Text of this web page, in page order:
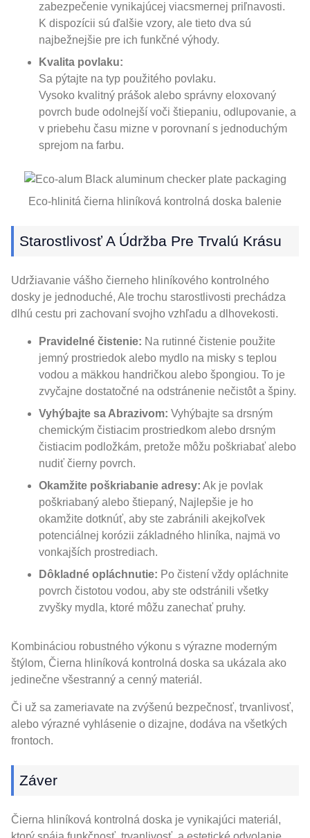
zabezpečenie vynikajúcej viacsmernej priľnavosti.
K dispozícii sú ďalšie vzory, ale tieto dva sú
najbežnejšie pre ich funkčné výhody.
Kvalita povlaku:
Sa pýtajte na typ použitého povlaku.
Vysoko kvalitný prášok alebo správny eloxovaný
povrch bude odolnejší voči štiepaniu, odlupovanie, a
v priebehu času mizne v porovnaní s jednoduchým
sprejom na farbu.
Eco-hlinitá čierna hliníková kontrolná doska balenie
Starostlivosť A Údržba Pre Trvalú Krásu
Udržiavanie vášho čierneho hliníkového kontrolného
dosky je jednoduché, Ale trochu starostlivosti prechádza
dlhú cestu pri zachovaní svojho vzhľadu a dlhovekosti.
Pravidelné čistenie: Na rutinné čistenie použite
jemný prostriedok alebo mydlo na misky s teplou
vodou a mäkkou handričkou alebo špongiou. To je
zvyčajne dostatočné na odstránenie nečistôt a špiny.
Vyhýbajte sa Abrazivom: Vyhýbajte sa drsným
chemickým čistiacim prostriedkom alebo drsným
čistiacim podložkám, pretože môžu poškriabať alebo
nudiť čierny povrch.
Okamžite poškriabanie adresy: Ak je povlak
poškriabaný alebo štiepaný, Najlepšie je ho
okamžite dotknúť, aby ste zabránili akejkoľvek
potenciálnej korózii základného hliníka, najmä vo
vonkajších prostrediach.
Dôkladné opláchnutie: Po čistení vždy opláchnite
povrch čistotou vodou, aby ste odstránili všetky
zvyšky mydla, ktoré môžu zanechať pruhy.
Kombináciou robustného výkonu s výrazne moderným
štýlom, Čierna hliníková kontrolná doska sa ukázala ako
jedinečne všestranný a cenný materiál.
Či už sa zameriavate na zvýšenú bezpečnosť, trvanlivosť,
alebo výrazné vyhlásenie o dizajne, dodáva na všetkých
frontoch.
Záver
Čierna hliníková kontrolná doska je vynikajúci materiál,